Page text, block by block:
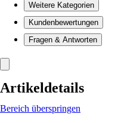
Weitere Kategorien
Kundenbewertungen
Fragen & Antworten
Artikeldetails
Bereich überspringen